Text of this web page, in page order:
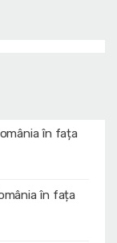
în fața
în fața